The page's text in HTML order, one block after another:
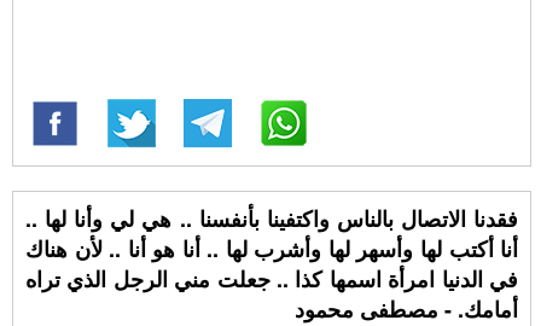
فقدنا الاتصال بالناس واكتفينا بأنفسنا .. هي لي وأنا لها ..
أنا أكتب لها وأسهر لها وأشرب لها .. أنا هو أنا .. لأن هناك
في الدنيا امرأة اسمها كذا .. جعلت مني الرجل الذي تراه
أمامك. - مصطفى محمود